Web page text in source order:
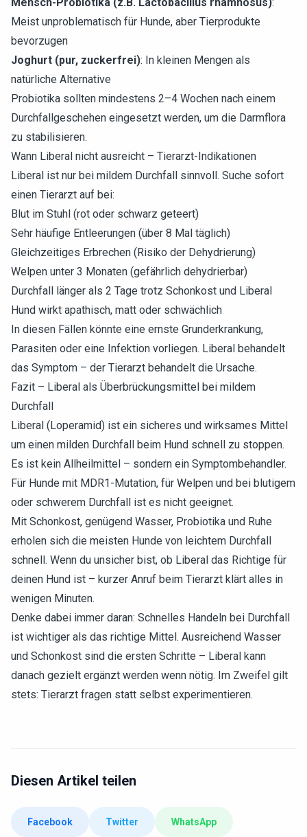
Meist unproblematisch für Hunde, aber Tierprodukte
bevorzugen
Joghurt (pur, zuckerfrei): In kleinen Mengen als
natürliche Alternative
Probiotika sollten mindestens 2–4 Wochen nach einem
Durchfallgeschehen eingesetzt werden, um die Darmflora
zu stabilisieren.
Wann Liberal nicht ausreicht – Tierarzt-Indikationen
Liberal ist nur bei mildem Durchfall sinnvoll. Suche sofort
einen Tierarzt auf bei:
Blut im Stuhl (rot oder schwarz geteert)
Sehr häufige Entleerungen (über 8 Mal täglich)
Gleichzeitiges Erbrechen (Risiko der Dehydrierung)
Welpen unter 3 Monaten (gefährlich dehydrierbar)
Durchfall länger als 2 Tage trotz Schonkost und Liberal
Hund wirkt apathisch, matt oder schwächlich
In diesen Fällen könnte eine ernste Grunderkrankung,
Parasiten oder eine Infektion vorliegen. Liberal behandelt
das Symptom – der Tierarzt behandelt die Ursache.
Fazit – Liberal als Überbrückungsmittel bei mildem
Durchfall
Liberal (Loperamid) ist ein sicheres und wirksames Mittel
um einen milden Durchfall beim Hund schnell zu stoppen.
Es ist kein Allheilmittel – sondern ein Symptombehandler.
Für Hunde mit MDR1-Mutation, für Welpen und bei blutigem
oder schwerem Durchfall ist es nicht geeignet.
Mit Schonkost, genügend Wasser, Probiotika und Ruhe
erholen sich die meisten Hunde von leichtem Durchfall
schnell. Wenn du unsicher bist, ob Liberal das Richtige für
deinen Hund ist – kurzer Anruf beim Tierarzt klärt alles in
wenigen Minuten.
Denke dabei immer daran: Schnelles Handeln bei Durchfall
ist wichtiger als das richtige Mittel. Ausreichend Wasser
und Schonkost sind die ersten Schritte – Liberal kann
danach gezielt ergänzt werden wenn nötig. Im Zweifel gilt
stets: Tierarzt fragen statt selbst experimentieren.
Diesen Artikel teilen
Facebook Twitter WhatsApp